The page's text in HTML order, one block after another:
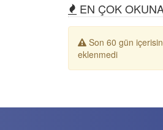
EN ÇOK
Son 60 gün
eklenmedi